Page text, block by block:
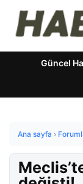
Güncel
Ana sayfa ›